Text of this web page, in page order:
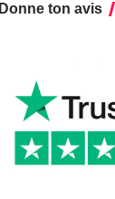
Donne ton avis